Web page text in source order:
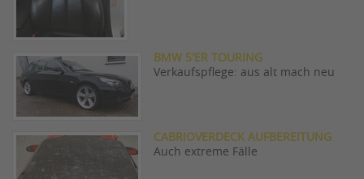
BMW 5'ER TOURING
Verkaufspflege: aus alt mach neu
CABRIOVERDECK AUFBEREITUNG
Auch extreme Fälle